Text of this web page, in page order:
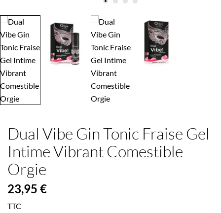
Dual Vibe Gin Tonic Fraise Gel
Intime Vibrant Comestible
Orgie
23,95 €
TTC